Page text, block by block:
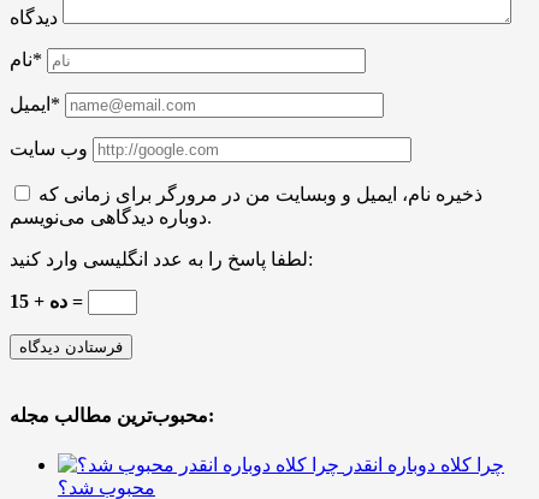
دیدگاه
نام*
ایمیل*
وب سایت
ذخیره نام، ایمیل و وبسایت من در مرورگر برای زمانی که
دوباره دیدگاهی می‌نویسم.
لطفا پاسخ را به عدد انگلیسی وارد کنید:
15 + ده =
محبوب‌ترین مطالب مجله:
چرا کلاه دوباره انقدر
محبوب شد؟